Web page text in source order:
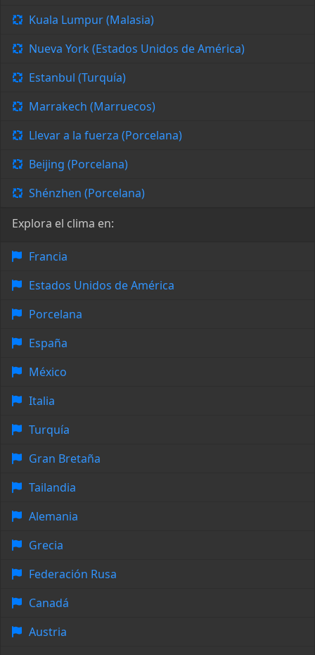
Kuala Lumpur (Malasia)
Nueva York (Estados Unidos de América)
Estanbul (Turquía)
Marrakech (Marruecos)
Llevar a la fuerza (Porcelana)
Beijing (Porcelana)
Shénzhen (Porcelana)
Explora el clima en:
Francia
Estados Unidos de América
Porcelana
España
México
Italia
Turquía
Gran Bretaña
Tailandia
Alemania
Grecia
Federación Rusa
Canadá
Austria